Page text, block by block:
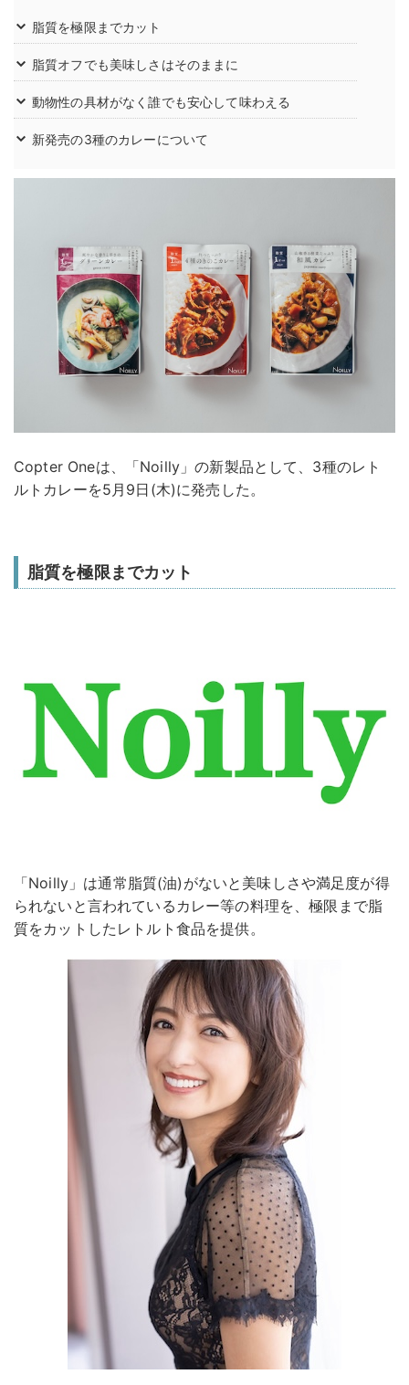
脂質を極限までカット
脂質オフでも美味しさはそのままに
動物性の具材がなく誰でも安心して味わえる
新発売の3種のカレーについて
Copter Oneは、「Noilly」の新製品として、3種のレト
ルトカレーを5月9日(木)に発売した。
脂質を極限までカット
「Noilly」は通常脂質(油)がないと美味しさや満足度が得
られないと言われているカレー等の料理を、極限まで脂
質をカットしたレトルト食品を提供。